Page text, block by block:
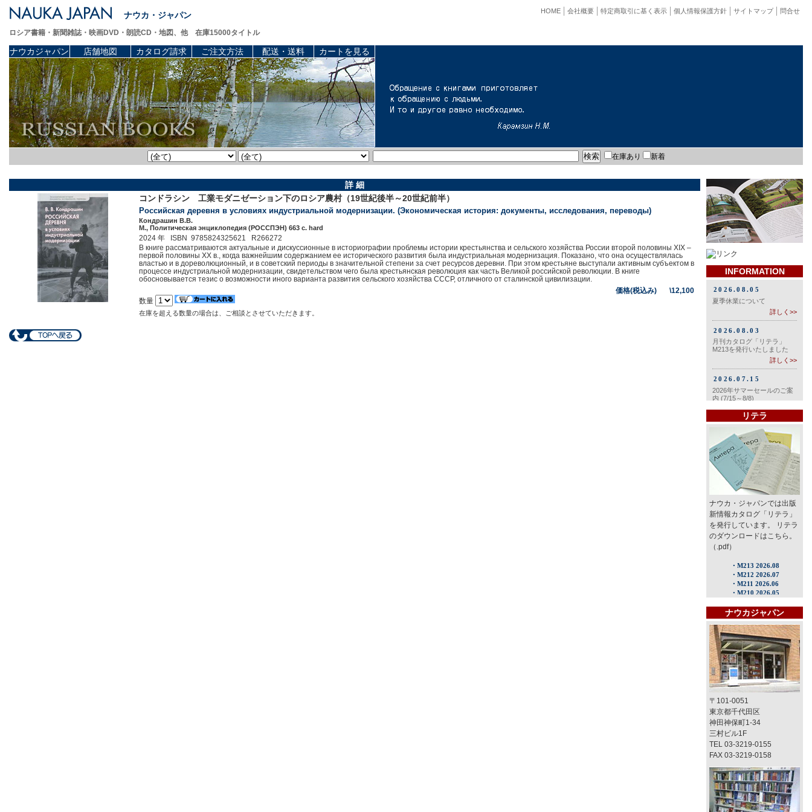
ナウカ・ジャパン 問合せ
サイトマップ
個人情報保護方針
特定商取引に基く表示
会社概要
HOME
ロシア書籍・新聞雑誌・映画DVD・朗読CD・地図、他 在庫15000タイトル
ナウカジャパン 店舗地図 カタログ請求 ご注文方法 配送・送料 カートを見る
在庫あり 新着
詳 細
コンドラシン 工業モダニゼーション下のロシア農村（19世紀後半～20世紀前半）
Российская деревня в условиях индустриальной модернизации. (Экономическая история: документы, исследования, переводы)
Кондрашин В.В.
М., Политическая энциклопедия (РОССПЭН) 663 c. hard
2024 年 ISBN 9785824325621 R266272
В книге рассматриваются актуальные и дискуссионные в историографии проблемы истории крестьянства и сельского хозяйства России второй половины XIX –
первой половины XX в., когда важнейшим содержанием ее исторического развития была индустриальная модернизация. Показано, что она осуществлялась
властью и в дореволюционный, и в советский периоды в значительной степени за счет ресурсов деревни. При этом крестьяне выступали активным субъектом в
процессе индустриальной модернизации, свидетельством чего была крестьянская революция как часть Великой российской революции. В книге
обосновывается тезис о возможности иного варианта развития сельского хозяйства СССР, отличного от сталинской цивилизации.
価格(税込み) \12,100
数量
在庫を超える数量の場合は、ご相談とさせていただきます。
INFORMATION
リテラ
ナウカ・ジャパンでは出版
新情報カタログ「リテラ」
を発行しています。 リテラ
のダウンロードはこちら。
（.pdf）
ナウカジャパン
〒101-0051
東京都千代田区
神田神保町1-34
三村ビル1F
TEL 03-3219-0155
FAX 03-3219-0158